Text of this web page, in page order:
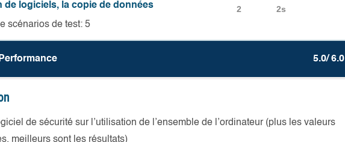
de logiciels, la copie de données
scénarios de test: 5
5.0/ 6.0
de sécurité sur l’utilisation de l’ensemble de l’ordinateur (plus les valeurs
meilleurs sont les résultats)